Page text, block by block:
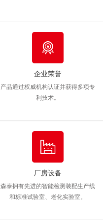
企业荣誉
产品通过权威机构认证并获得多项专
利技术。
厂房设备
森泰拥有先进的智能检测装配生产线
和标准试验室、老化实验室。